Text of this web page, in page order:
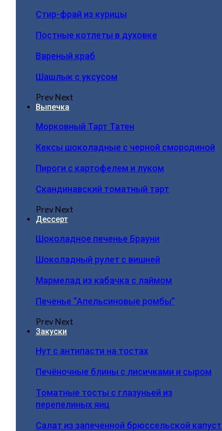
Стир-фрай из курицы
Постные котлеты в духовке
Вареный краб
Шашлык с уксусом
PrevNext
Выпечка
Морковный Тарт Татен
Кексы шоколадные с черной смородиной
Пироги c картофелем и луком
Скандинавский томатный тарт
PrevNext
Дессерт
Шоколадное печенье Брауни
Шоколадный рулет с вишней
Мармелад из кабачка с лаймом
Печенье “Апельсиновые ромбы”
PrevNext
Закуски
Нут с антипасти на тостах
Печёночные блины с лисичками и сыром
Томатные тосты с глазуньей из
перепелиных яиц
Салат из запеченной брюссельской